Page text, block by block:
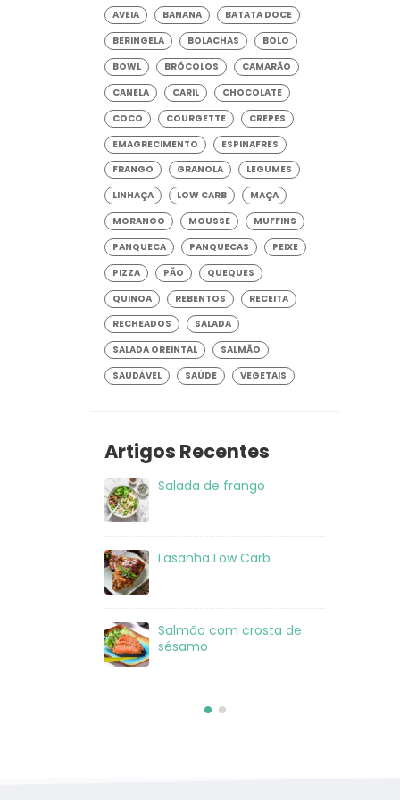
AVEIA
BANANA
BATATA DOCE
BERINGELA
BOLACHAS
BOLO
BOWL
BRÓCOLOS
CAMARÃO
CANELA
CARIL
CHOCOLATE
COCO
COURGETTE
CREPES
EMAGRECIMENTO
ESPINAFRES
FRANGO
GRANOLA
LEGUMES
LINHAÇA
LOW CARB
MAÇA
MORANGO
MOUSSE
MUFFINS
PANQUECA
PANQUECAS
PEIXE
PIZZA
PÃO
QUEQUES
QUINOA
REBENTOS
RECEITA
RECHEADOS
SALADA
SALADA OREINTAL
SALMÃO
SAUDÁVEL
SAÚDE VEGETAIS
Artigos Recentes
Salada de frango ao
Receita de pizza low carb
Salada de Atum